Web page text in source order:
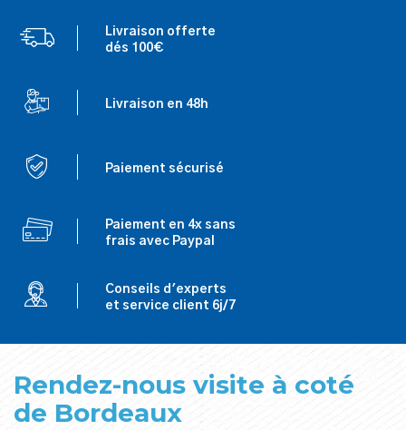
Livraison offerte
dés 100€
Livraison en 48h
Paiement sécurisé
Paiement en 4x sans
frais avec Paypal
Conseils d'experts
et service client 6j/7
Rendez-nous visite à coté
de Bordeaux